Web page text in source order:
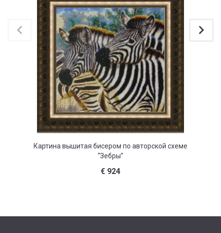
Картина вышитая бисером по авторской схеме
“Зебры”
€ 924